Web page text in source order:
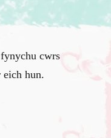
cwrs
hun.